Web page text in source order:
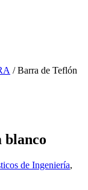
/ Barra de Teflón
blanco
de Ingeniería,